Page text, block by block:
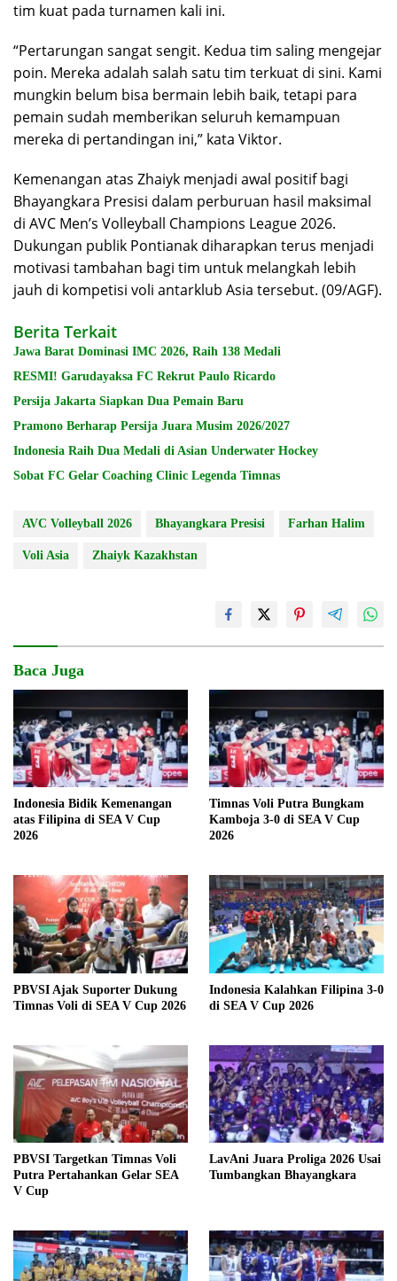
tim kuat pada turnamen kali ini.
“Pertarungan sangat sengit. Kedua tim saling mengejar
poin. Mereka adalah salah satu tim terkuat di sini. Kami
mungkin belum bisa bermain lebih baik, tetapi para
pemain sudah memberikan seluruh kemampuan
mereka di pertandingan ini,” kata Viktor.
Kemenangan atas Zhaiyk menjadi awal positif bagi
Bhayangkara Presisi dalam perburuan hasil maksimal
di AVC Men’s Volleyball Champions League 2026.
Dukungan publik Pontianak diharapkan terus menjadi
motivasi tambahan bagi tim untuk melangkah lebih
jauh di kompetisi voli antarklub Asia tersebut. (09/AGF).
Berita Terkait
Jawa Barat Dominasi IMC 2026, Raih 138 Medali
RESMI! Garudayaksa FC Rekrut Paulo Ricardo
Persija Jakarta Siapkan Dua Pemain Baru
Pramono Berharap Persija Juara Musim 2026/2027
Indonesia Raih Dua Medali di Asian Underwater Hockey
Sobat FC Gelar Coaching Clinic Legenda Timnas
AVC Volleyball 2026 Bhayangkara Presisi Farhan Halim
Voli Asia Zhaiyk Kazakhstan
Baca Juga
Indonesia Bidik Kemenangan
atas Filipina di SEA V Cup
2026
Timnas Voli Putra Bungkam
Kamboja 3-0 di SEA V Cup
2026
PBVSI Ajak Suporter Dukung
Timnas Voli di SEA V Cup 2026
Indonesia Kalahkan Filipina 3-0
di SEA V Cup 2026
PBVSI Targetkan Timnas Voli
Putra Pertahankan Gelar SEA
V Cup
LavAni Juara Proliga 2026 Usai
Tumbangkan Bhayangkara